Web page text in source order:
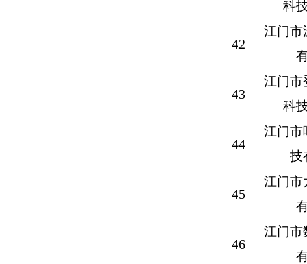
科
42
江门市
43
江门市
科
44
江门市
技
45
江门市
46
江门市